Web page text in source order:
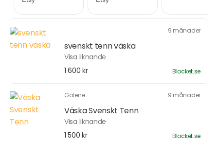
9 månader
svenskt tenn väska
Visa liknande
1 600 kr
Blocket.se
Götene 9 månader
Väska Svenskt Tenn
Visa liknande
1 500 kr
Blocket.se